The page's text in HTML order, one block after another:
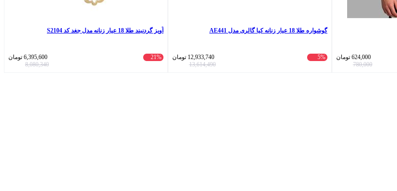
624,000 تومان
780,000
گوشواره طلا 18 عیار زنانه کیا گالری مدل AE441
5%
12,933,740 تومان
13,614,490
آویز گردنبند طلا 18 عیار زنانه مدل جغد کد S2104
21%
6,395,600 تومان
8,080,340